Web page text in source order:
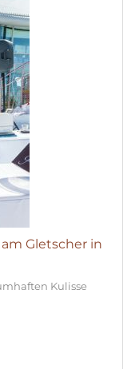
Gletscher in
Kulisse